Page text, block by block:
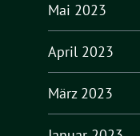
Mai 2023
April 2023
März 2023